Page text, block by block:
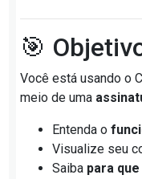
🎯
Você está usando o
meio de uma
Entenda o
Visualize seu
Saiba para